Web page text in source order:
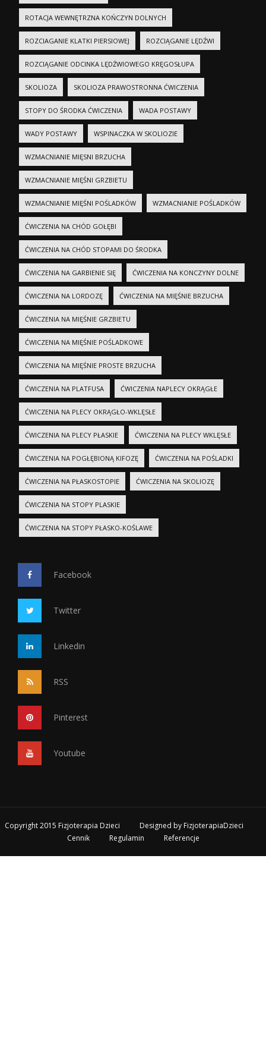
ROTACJA WEWNĘTRZNA KOŃCZYN DOLNYCH
ROZCIAGANIE KLATKI PIERSIOWEJ ROZCIĄGANIE LĘDŹWI
ROZCIĄGANIE ODCINKA LĘDŹWIOWEGO KRĘGOSŁUPA
SKOLIOZA SKOLIOZA PRAWOSTRONNA ĆWICZENIA
STOPY DO ŚRODKA ĆWICZENIA WADA POSTAWY
WADY POSTAWY WSPINACZKA W SKOLIOZIE
WZMACNIANIE MIĘSNI BRZUCHA
WZMACNIANIE MIĘŚNI GRZBIETU
WZMACNIANIE MIĘŚNI POŚLADKÓW WZMACNIANIE POŚLADKÓW
ĆWICZENIA NA CHÓD GOŁĘBI
ĆWICZENIA NA CHÓD STOPAMI DO ŚRODKA
ĆWICZENIA NA GARBIENIE SIĘ ĆWICZENIA NA KONCZYNY DOLNE
ĆWICZENIA NA LORDOZĘ ĆWICZENIA NA MIĘŚNIE BRZUCHA
ĆWICZENIA NA MIĘŚNIE GRZBIETU
ĆWICZENIA NA MIĘŚNIE POŚLADKOWE
ĆWICZENIA NA MIĘŚNIE PROSTE BRZUCHA
ĆWICZENIA NA PLATFUSA ĆWICZENIA NAPLECY OKRĄGŁE
ĆWICZENIA NA PLECY OKRĄGŁO-WKLĘSŁE
ĆWICZENIA NA PLECY PŁASKIE ĆWICZENIA NA PLECY WKLĘSŁE
ĆWICZENIA NA POGŁĘBIONĄ KIFOZĘ ĆWICZENIA NA POŚLADKI
ĆWICZENIA NA PŁASKOSTOPIE ĆWICZENIA NA SKOLIOZĘ
ĆWICZENIA NA STOPY PLASKIE
ĆWICZENIA NA STOPY PŁASKO-KOŚLAWE
Facebook
Twitter
Linkedin
RSS
Pinterest
Youtube
Copyright 2015 Fizjoterapia Dzieci Designed by FizjoterapiaDzieci
Cennik
Regulamin Referencje